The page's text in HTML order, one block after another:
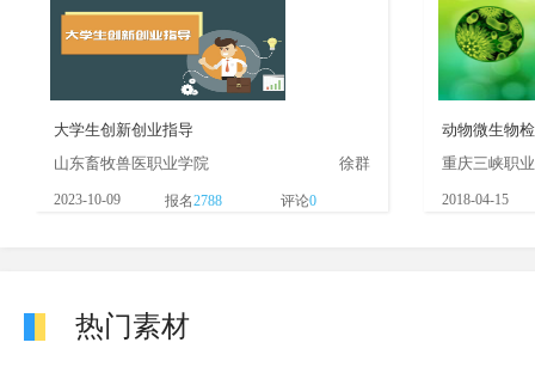
大学生创新创业指导
山东畜牧兽医职业学院
徐群
2023-10-09 报名2788 评论0
动物微生物
重庆三峡职
2018-04-15
热门素材